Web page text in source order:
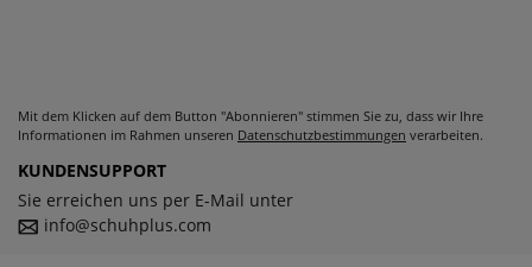
Mit dem Klicken auf dem Button "Abonnieren" stimmen Sie zu, dass wir Ihre
Informationen im Rahmen unseren Datenschutzbestimmungen verarbeiten.
KUNDENSUPPORT
Sie erreichen uns per E-Mail unter
info@schuhplus.com